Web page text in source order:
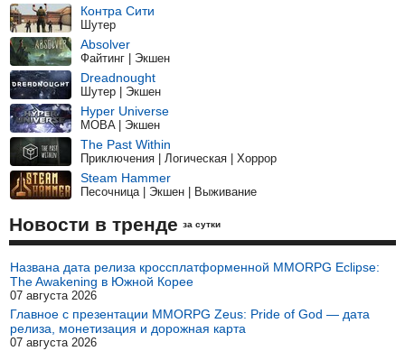
Контра Сити
Шутер
Absolver
Файтинг | Экшен
Dreadnought
Шутер | Экшен
Hyper Universe
MOBA | Экшен
The Past Within
Приключения | Логическая | Хоррор
Steam Hammer
Песочница | Экшен | Выживание
Новости в тренде за сутки
Названа дата релиза кроссплатформенной MMORPG Eclipse:
The Awakening в Южной Корее
07 августа 2026
Главное с презентации MMORPG Zeus: Pride of God — дата
релиза, монетизация и дорожная карта
07 августа 2026